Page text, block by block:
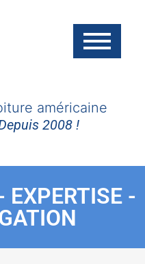
2008 !
EXPERTISE -